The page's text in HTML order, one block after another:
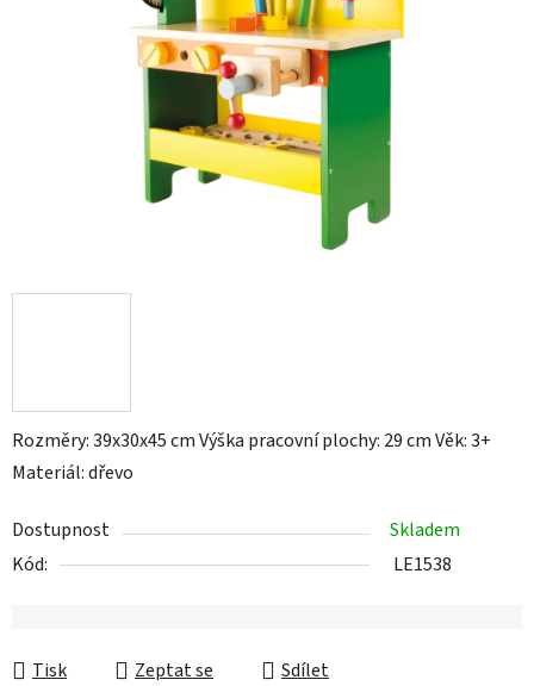
Rozměry: 39x30x45 cm Výška pracovní plochy: 29 cm Věk: 3+
Materiál: dřevo
Dostupnost
Skladem
Kód:
LE1538
Tisk Zeptat se Sdílet